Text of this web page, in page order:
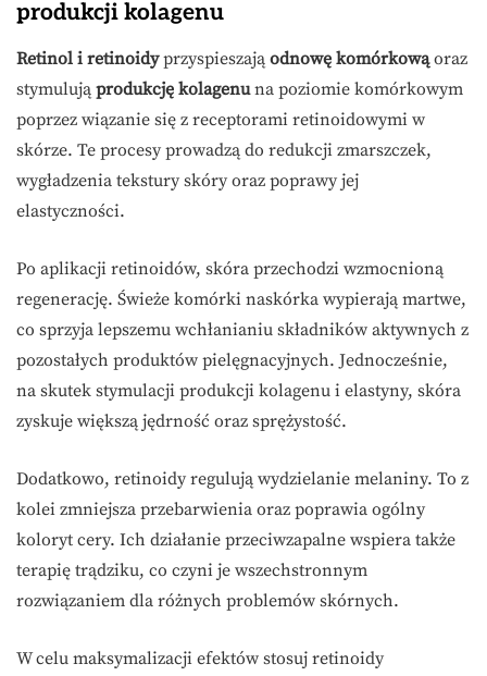
produkcji kolagenu
Retinol i retinoidyprzyspieszają odnowę komórkowąoraz
stymulują produkcję kolagenuna poziomie komórkowym
poprzez wiązanie się z receptorami retinoidowymi w
skórze. Te procesy prowadzą do redukcji zmarszczek,
wygładzenia tekstury skóry oraz poprawy jej
elastyczności.
Po aplikacji retinoidów, skóra przechodzi wzmocnioną
regenerację. Świeże komórki naskórka wypierają martwe,
co sprzyja lepszemu wchłanianiu składników aktywnych z
pozostałych produktów pielęgnacyjnych. Jednocześnie,
na skutek stymulacji produkcji kolagenu i elastyny, skóra
zyskuje większą jędrność oraz sprężystość.
Dodatkowo, retinoidy regulują wydzielanie melaniny. To z
kolei zmniejsza przebarwienia oraz poprawia ogólny
koloryt cery. Ich działanie przeciwzapalne wspiera także
terapię trądziku, co czyni je wszechstronnym
rozwiązaniem dla różnych problemów skórnych.
W celu maksymalizacji efektów stosuj retinoidy